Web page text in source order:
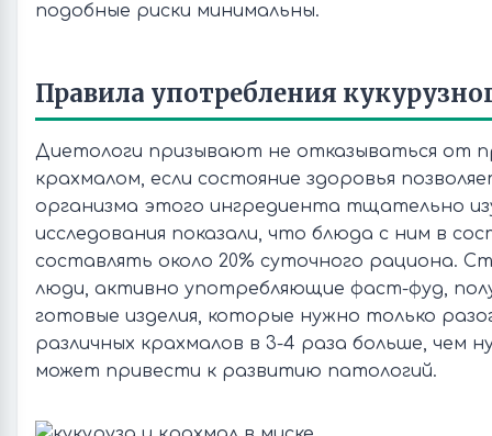
подобные риски минимальны.
Правила употребления
Диетологи призывают не отказываться от
крахмалом, если состояние здоровья
организма этого ингредиента тщательно
исследования показали, что блюда с ним в
составлять около 20% суточного рациона.
люди, активно употребляющие фаст-фуд,
готовые изделия, которые нужно только
различных крахмалов в 3-4 раза больше, чем
может привести к развитию патологий.